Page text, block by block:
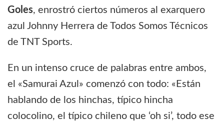
Goles, enrostró ciertos números al exarquero
azul Johnny Herrera de Todos Somos Técnicos
de TNT Sports.
En un intenso cruce de palabras entre ambos,
el «Samurai Azul» comenzó con todo: «Están
hablando de los hinchas, típico hincha
colocolino, el típico chileno que ‘oh si’, todo ese